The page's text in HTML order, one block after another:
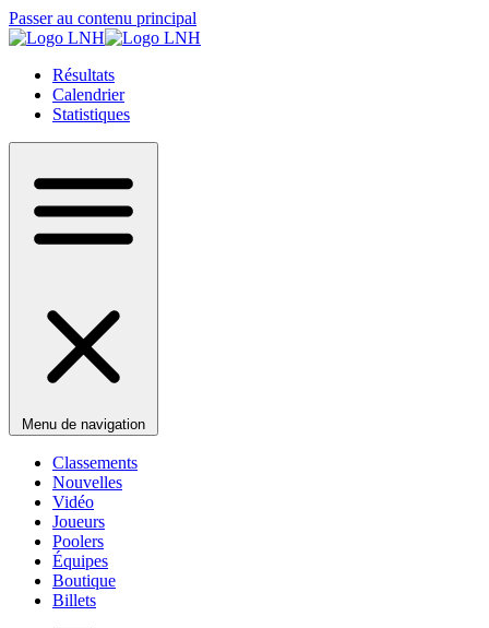
Passer au contenu principal
Résultats
Calendrier
Statistiques
Menu de navigation
Classements
Nouvelles
Vidéo
Joueurs
Poolers
Équipes
Boutique
Billets